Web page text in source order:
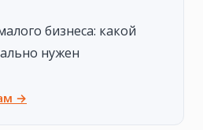
бизнеса: какой
нужен
→